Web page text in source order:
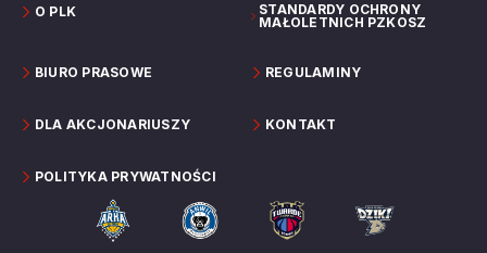
O PLK
STANDARDY OCHRONY
MAŁOLETNICH PZKOSZ
BIURO PRASOWE REGULAMINY
DLA AKCJONARIUSZY KONTAKT
POLITYKA PRYWATNOŚCI